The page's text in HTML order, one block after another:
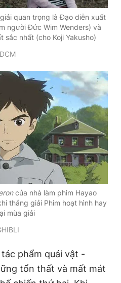
quan trọng là Đạo diễn xuất
người Đức Wim Wenders) và
sắc nhất (cho Koji Yakusho)
DCM
của nhà làm phim Hayao
thắng giải Phim hoạt hình hay
mùa giải
tác phẩm quái vật -
tổn thất và mất mát